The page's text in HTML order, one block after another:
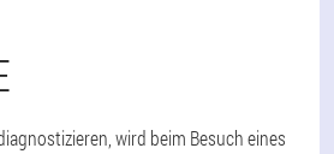
wird beim Besuch eines